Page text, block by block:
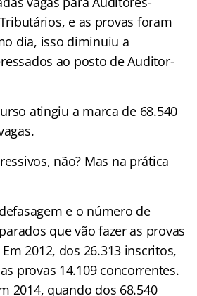
e as provas foram
dia, isso diminuiu a
ao posto de Auditor-
atingiu a marca de 68.540
não? Mas na prática
e o número de
que vão fazer as provas
2012, dos 26.313 inscritos,
provas 14.109 concorrentes.
2014, quando dos 68.540